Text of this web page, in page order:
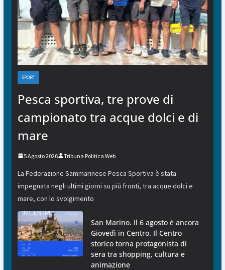
SPORT
Pesca sportiva, tre prove di
campionato tra acque dolci e di
mare
5 Agosto 2026 Tribuna Politica Web
La Federazione Sammarinese Pesca Sportiva è stata
impegnata negli ultimi giorni su più fronti, tra acque dolci e
mare, con lo svolgimento
San Marino. Il 6 agosto è ancora
Giovedì in Centro. Il Centro
storico torna protagonista di
sera tra shopping, cultura e
animazione